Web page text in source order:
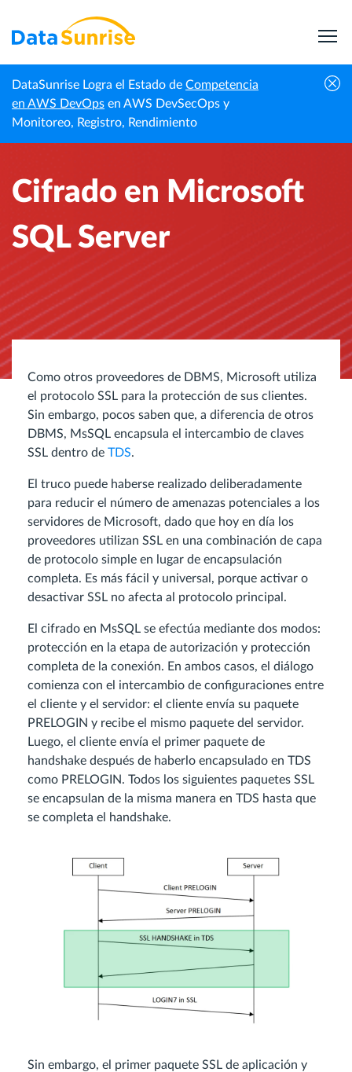
DataSunrise Logra el Estado de Competencia
en AWS DevOps en AWS DevSecOps y
Monitoreo, Registro, Rendimiento
Inicio Noticias Profesionales Cifrado en Microsoft SQL Server
Cifrado en Microsoft
SQL Server
Como otros proveedores de DBMS, Microsoft utiliza
el protocolo SSL para la protección de sus clientes.
Sin embargo, pocos saben que, a diferencia de otros
DBMS, MsSQL encapsula el intercambio de claves
SSL dentro de TDS.
El truco puede haberse realizado deliberadamente
para reducir el número de amenazas potenciales a los
servidores de Microsoft, dado que hoy en día los
proveedores utilizan SSL en una combinación de capa
de protocolo simple en lugar de encapsulación
completa. Es más fácil y universal, porque activar o
desactivar SSL no afecta al protocolo principal.
El cifrado en MsSQL se efectúa mediante dos modos:
protección en la etapa de autorización y protección
completa de la conexión. En ambos casos, el diálogo
comienza con el intercambio de configuraciones entre
el cliente y el servidor: el cliente envía su paquete
PRELOGIN y recibe el mismo paquete del servidor.
Luego, el cliente envía el primer paquete de
handshake después de haberlo encapsulado en TDS
como PRELOGIN. Todos los siguientes paquetes SSL
se encapsulan de la misma manera en TDS hasta que
se completa el handshake.
Sin embargo, el primer paquete SSL de aplicación y